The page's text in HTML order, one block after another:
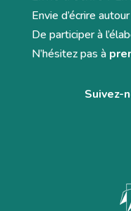
Envie d’écrire
De participer à
N’hésitez pas à
Suivez-